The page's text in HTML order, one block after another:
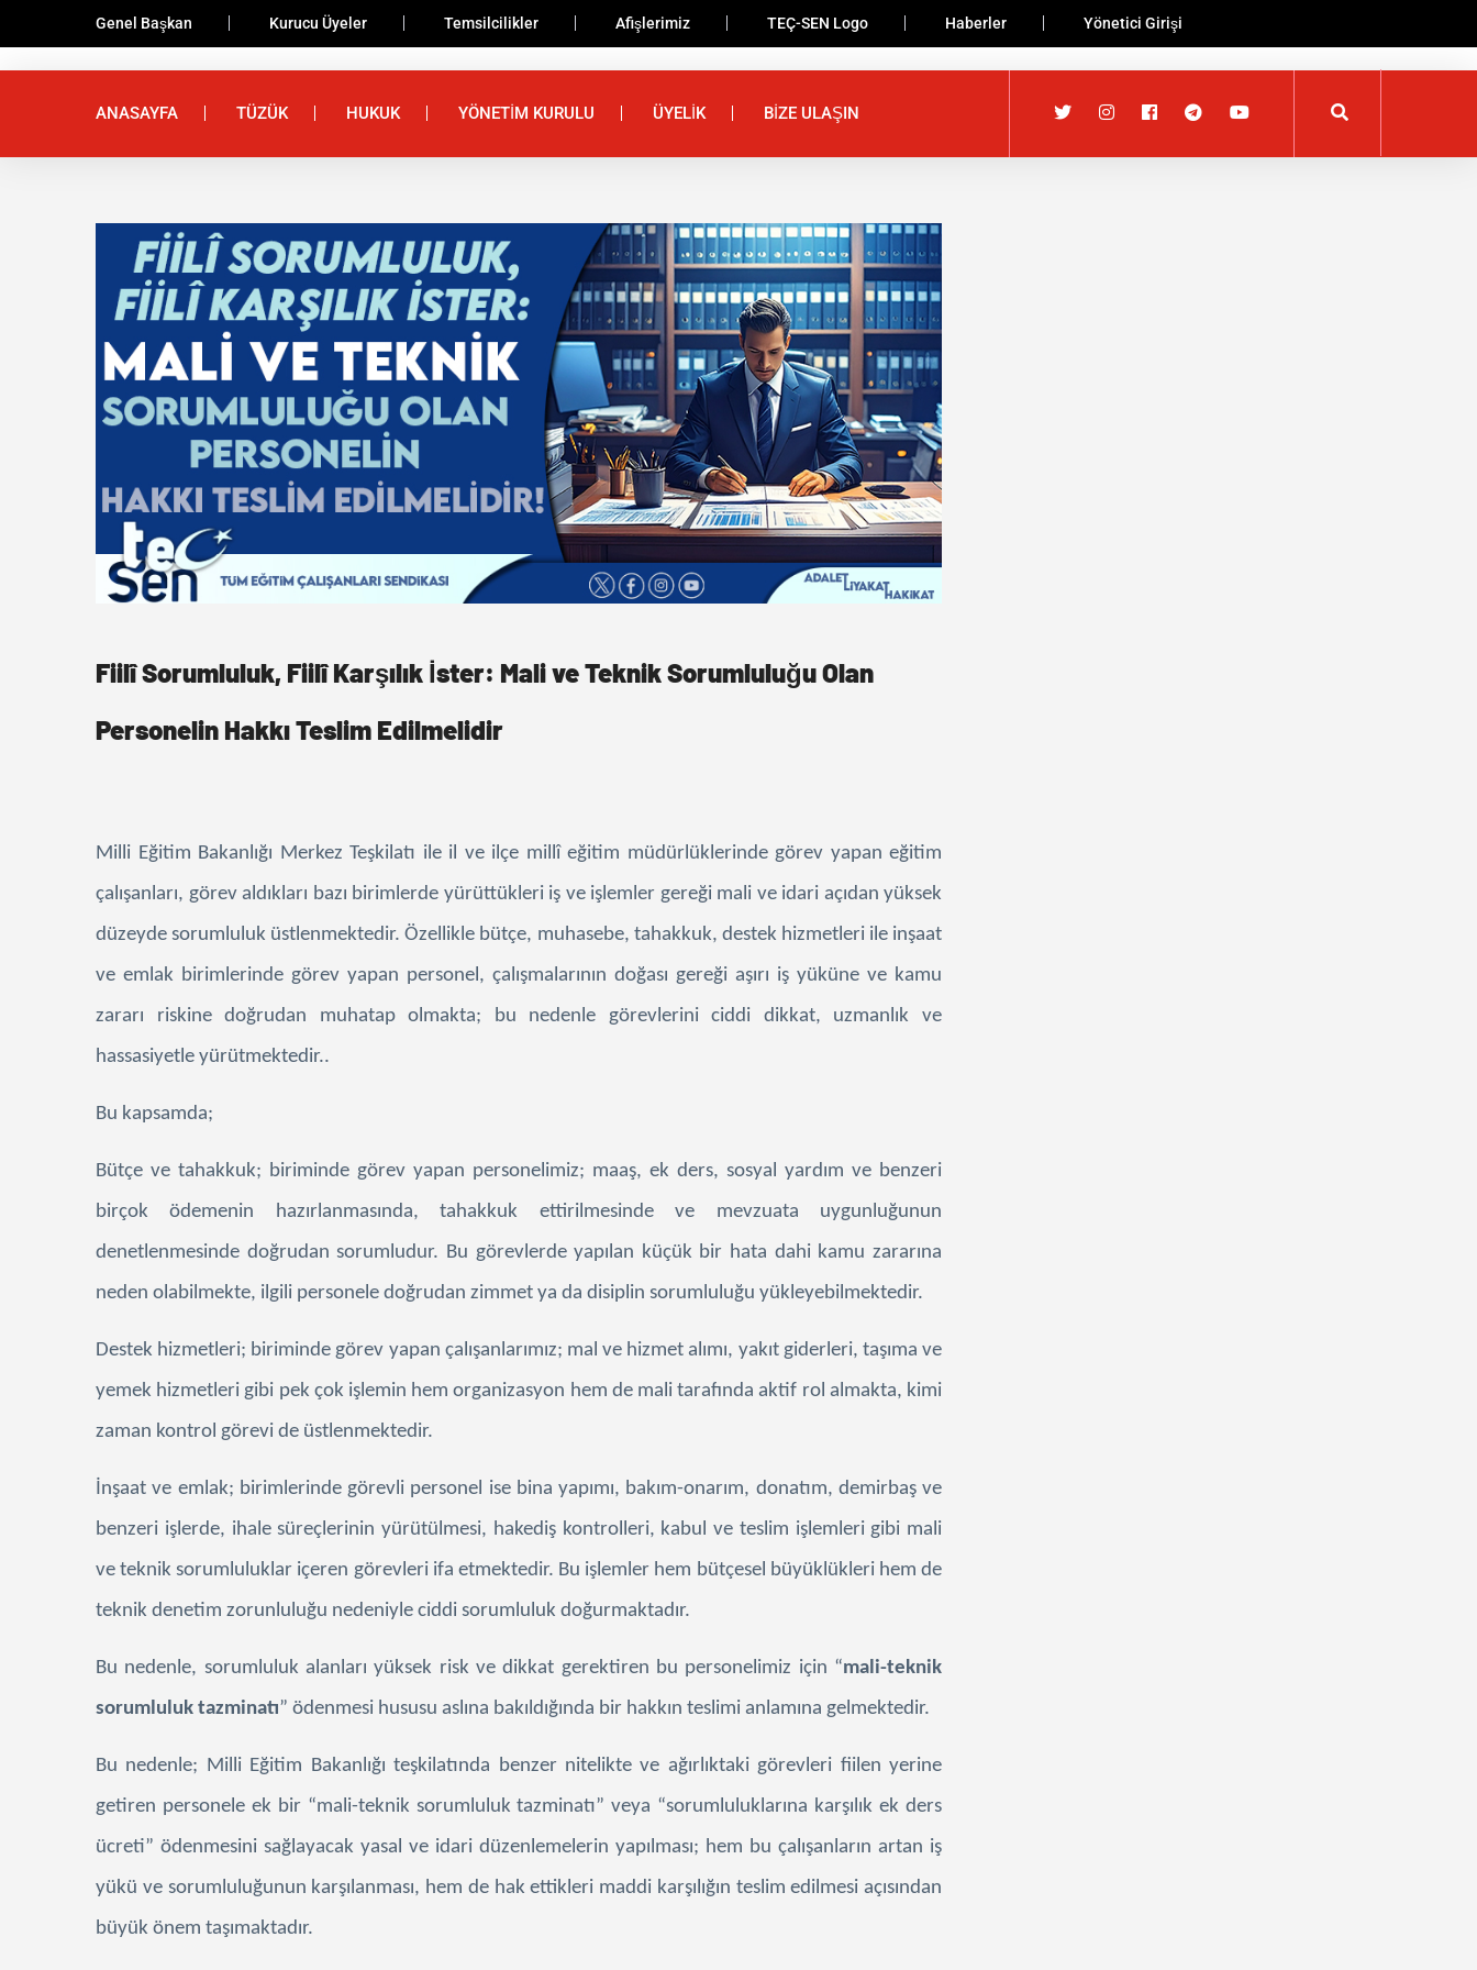
Genel Başkan Kurucu Üyeler Temsilcilikler Afişlerimiz TEÇ-SEN Logo Haberler Yönetici Girişi
ANASAYFA TÜZÜK HUKUK YÖNETİM KURULU ÜYELİK BİZE ULAŞIN
Fiilî Sorumluluk, Fiilî Karşılık İster: Mali ve Teknik Sorumluluğu Olan
Personelin Hakkı Teslim Edilmelidir
Milli Eğitim Bakanlığı Merkez Teşkilatı ile il ve ilçe millî eğitim müdürlüklerinde görev yapan eğitim
çalışanları, görev aldıkları bazı birimlerde yürüttükleri iş ve işlemler gereği mali ve idari açıdan yüksek
düzeyde sorumluluk üstlenmektedir. Özellikle bütçe, muhasebe, tahakkuk, destek hizmetleri ile inşaat
ve emlak birimlerinde görev yapan personel, çalışmalarının doğası gereği aşırı iş yüküne ve kamu
zararı riskine doğrudan muhatap olmakta; bu nedenle görevlerini ciddi dikkat, uzmanlık ve
hassasiyetle yürütmektedir..
Bu kapsamda;
Bütçe ve tahakkuk; biriminde görev yapan personelimiz; maaş, ek ders, sosyal yardım ve benzeri
birçok ödemenin hazırlanmasında, tahakkuk ettirilmesinde ve mevzuata uygunluğunun
denetlenmesinde doğrudan sorumludur. Bu görevlerde yapılan küçük bir hata dahi kamu zararına
neden olabilmekte, ilgili personele doğrudan zimmet ya da disiplin sorumluluğu yükleyebilmektedir.
Destek hizmetleri; biriminde görev yapan çalışanlarımız; mal ve hizmet alımı, yakıt giderleri, taşıma ve
yemek hizmetleri gibi pek çok işlemin hem organizasyon hem de mali tarafında aktif rol almakta, kimi
zaman kontrol görevi de üstlenmektedir.
İnşaat ve emlak; birimlerinde görevli personel ise bina yapımı, bakım-onarım, donatım, demirbaş ve
benzeri işlerde, ihale süreçlerinin yürütülmesi, hakediş kontrolleri, kabul ve teslim işlemleri gibi mali
ve teknik sorumluluklar içeren görevleri ifa etmektedir. Bu işlemler hem bütçesel büyüklükleri hem de
teknik denetim zorunluluğu nedeniyle ciddi sorumluluk doğurmaktadır.
Bu nedenle, sorumluluk alanları yüksek risk ve dikkat gerektiren bu personelimiz için “mali-teknik
sorumluluk tazminatı” ödenmesi hususu aslına bakıldığında bir hakkın teslimi anlamına gelmektedir.
Bu nedenle; Milli Eğitim Bakanlığı teşkilatında benzer nitelikte ve ağırlıktaki görevleri fiilen yerine
getiren personele ek bir “mali-teknik sorumluluk tazminatı” veya “sorumluluklarına karşılık ek ders
ücreti” ödenmesini sağlayacak yasal ve idari düzenlemelerin yapılması; hem bu çalışanların artan iş
yükü ve sorumluluğunun karşılanması, hem de hak ettikleri maddi karşılığın teslim edilmesi açısından
büyük önem taşımaktadır.